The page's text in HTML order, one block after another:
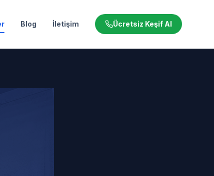
Blog İletişim Ücretsiz Keşif Al